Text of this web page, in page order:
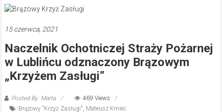
Częstochowa,
Lubliniec,
15 czerwca, 2021
Naczelnik Ochotniczej Straży Pożarnej
w Lublińcu odznaczony Brązowym
„Krzyżem Zasługi”
Posted By: Marta
469 Views
Brązowy "Krzyż Zasługi", Mateusz Kmieć